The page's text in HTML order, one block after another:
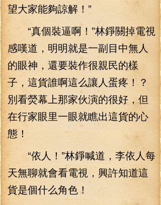
望大家能夠諒解！”
“真個裝逼啊！”林錚關掉電視
感嘆道，明明就是一副目中無人
的眼神，還要裝作很親民的樣
子，這貨誰啊這么讓人蛋疼！？
別看熒幕上那家伙演的很好，但
在行家眼里一眼就瞧出這貨的心
態！
“依人！”林錚喊道，李依人每
天無聊就會看電視，興許知道這
貨是個什么角色！